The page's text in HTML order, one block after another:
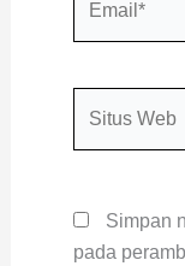
Simpan
pada